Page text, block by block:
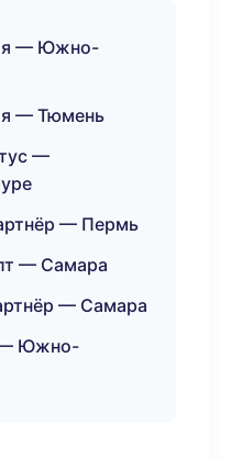
— Южно-
— Тюмень
—
— Пермь
— Самара
— Самара
— Южно-